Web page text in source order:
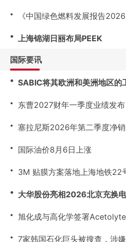
・ 《中国绿色燃料发展报告
・ 上海锦湖日丽布局PEEK
国际要讯
・ SABIC将其欧洲和美洲地区的
・ 东曹2027财年一季度业绩发
・ 塞拉尼斯2026年第二季度净
・ 国际油价8月6日上涨
・ 3M 贴膜方案落地上海地铁22
・ 大华股份亮相2026北京充换
・ 旭化成与高化学签署
・ 7家韩国石化巨头被搜查，涉